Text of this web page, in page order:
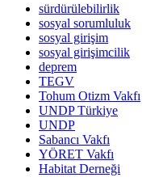
sürdürülebilirlik
sosyal sorumluluk
sosyal girişim
sosyal girişimcilik
deprem
TEGV
Tohum Otizm Vakfı
UNDP Türkiye
UNDP
Sabancı Vakfı
YÖRET Vakfı
Habitat Derneği